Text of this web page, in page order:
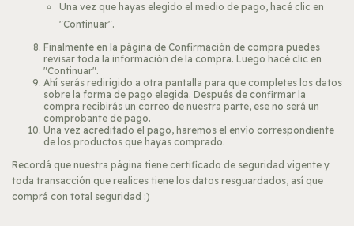
Una vez que hayas elegido el medio de pago, hacé clic en
"Continuar".
Finalmente en la página de Confirmación de compra puedes
revisar toda la información de la compra. Luego hacé clic en
"Continuar".
Ahí serás redirigido a otra pantalla para que completes los datos
sobre la forma de pago elegida. Después de confirmar la
compra recibirás un correo de nuestra parte, ese no será un
comprobante de pago.
Una vez acreditado el pago, haremos el envío correspondiente
de los productos que hayas comprado.
Recordá que nuestra página tiene certificado de seguridad vigente y
toda transacción que realices tiene los datos resguardados, así que
comprá con total seguridad :)